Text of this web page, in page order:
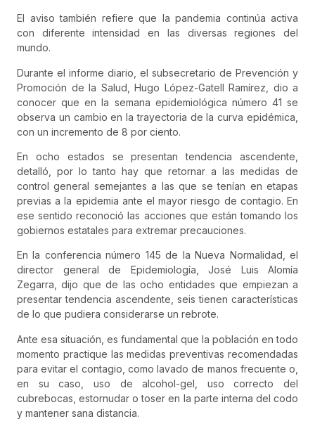
El aviso también refiere que la pandemia continúa activa
con diferente intensidad en las diversas regiones del
mundo.
Durante el informe diario, el subsecretario de Prevención y
Promoción de la Salud, Hugo López-Gatell Ramírez, dio a
conocer que en la semana epidemiológica número 41 se
observa un cambio en la trayectoria de la curva epidémica,
con un incremento de 8 por ciento.
En ocho estados se presentan tendencia ascendente,
detalló, por lo tanto hay que retornar a las medidas de
control general semejantes a las que se tenían en etapas
previas a la epidemia ante el mayor riesgo de contagio. En
ese sentido reconoció las acciones que están tomando los
gobiernos estatales para extremar precauciones.
En la conferencia número 145 de la Nueva Normalidad, el
director general de Epidemiología, José Luis Alomía
Zegarra, dijo que de las ocho entidades que empiezan a
presentar tendencia ascendente, seis tienen características
de lo que pudiera considerarse un rebrote.
Ante esa situación, es fundamental que la población en todo
momento practique las medidas preventivas recomendadas
para evitar el contagio, como lavado de manos frecuente o,
en su caso, uso de alcohol-gel, uso correcto del
cubrebocas, estornudar o toser en la parte interna del codo
y mantener sana distancia.